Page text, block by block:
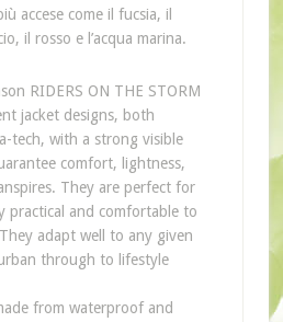
accese come il fucsia, il
il rosso e l’acqua marina.
RIDERS ON THE STORM
jacket designs, both
tech, with a strong visible
comfort, lightness,
They are perfect for
practical and comfortable to
adapt well to any given
through to lifestyle
from waterproof and